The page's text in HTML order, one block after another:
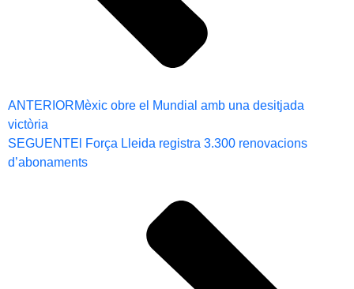
ANTERIORMèxic obre el Mundial amb una desitjada
victòria
SEGUENTEl Força Lleida registra 3.300 renovacions
d’abonaments